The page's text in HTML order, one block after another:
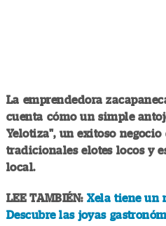
La emprendedora
cuenta cómo un simple
Yelotiza", un exitoso
tradicionales elotes locos y
local.
LEE TAMBIÉN:Xela tiene un
Descubre las joyas